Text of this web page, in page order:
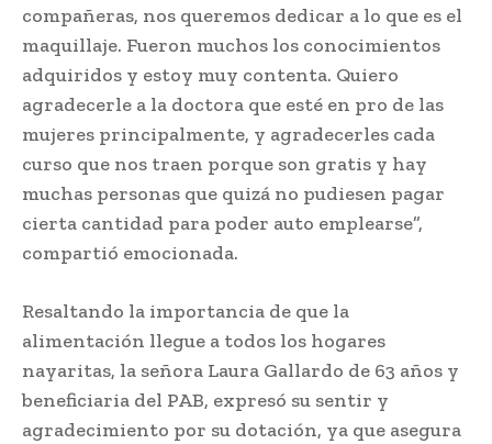
compañeras, nos queremos dedicar a lo que es el
maquillaje. Fueron muchos los conocimientos
adquiridos y estoy muy contenta. Quiero
agradecerle a la doctora que esté en pro de las
mujeres principalmente, y agradecerles cada
curso que nos traen porque son gratis y hay
muchas personas que quizá no pudiesen pagar
cierta cantidad para poder auto emplearse”,
compartió emocionada.
Resaltando la importancia de que la
alimentación llegue a todos los hogares
nayaritas, la señora Laura Gallardo de 63 años y
beneficiaria del PAB, expresó su sentir y
agradecimiento por su dotación, ya que asegura